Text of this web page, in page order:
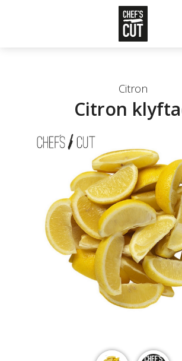
Citron
Citron